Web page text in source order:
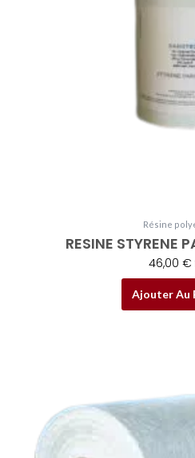
Résine
RESINE STYRENE
46,00 €
Ajouter Au